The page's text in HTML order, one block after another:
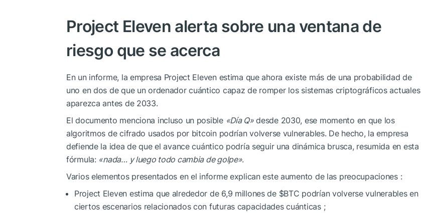
Project Eleven alerta sobre una ventana de
riesgo que se acerca
En un informe, la empresa Project Eleven estima que ahora existe más de una probabilidad de
uno en dos de que un ordenador cuántico capaz de romper los sistemas criptográficos actuales
aparezca antes de 2033.
El documento menciona incluso un posible «Día Q»desde 2030, ese momento en que los
algoritmos de cifrado usados por bitcoin podrían volverse vulnerables. De hecho, la empresa
defiende la idea de que el avance cuántico podría seguir una dinámica brusca, resumida en esta
fórmula: «nada… y luego todo cambia de golpe».
Varios elementos presentados en el informe explican este aumento de las preocupaciones :
Project Eleven estima que alrededor de 6,9 millones de $BTC podrían volverse vulnerables en
ciertos escenarios relacionados con futuras capacidades cuánticas ;